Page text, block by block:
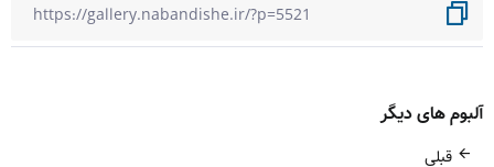
آلبوم های دیگر
قبلی